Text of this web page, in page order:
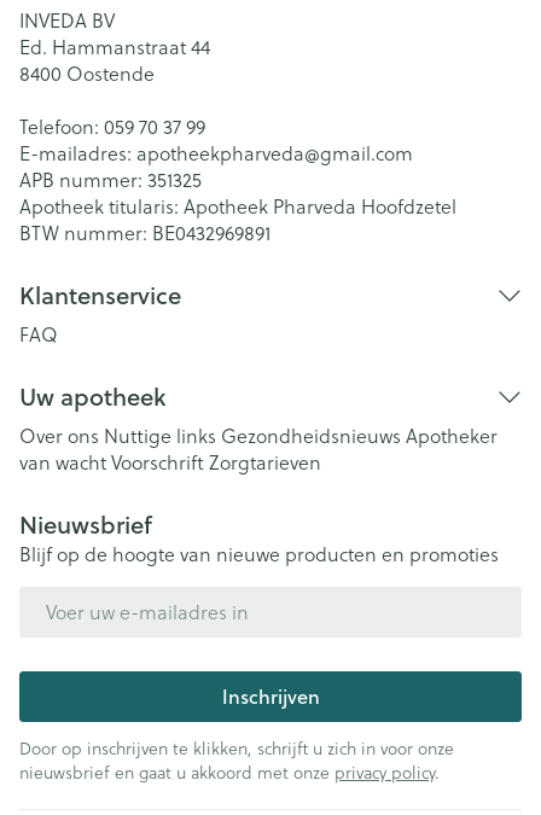
INVEDA BV
Ed. Hammanstraat 44
8400 Oostende
Telefoon: 059 70 37 99
E-mailadres: apotheekpharveda@gmail.com
APB nummer: 351325
Apotheek titularis: Apotheek Pharveda Hoofdzetel
BTW nummer: BE0432969891
Klantenservice
FAQ
Uw apotheek
Over ons Nuttige links Gezondheidsnieuws Apotheker
van wachtVoorschriftZorgtarieven
Nieuwsbrief
Blijf op de hoogte van nieuwe producten en promoties
Inschrijven
Door op inschrijven te klikken, schrijft u zich in voor onze
nieuwsbrief en gaat u akkoord met onze privacy policy.